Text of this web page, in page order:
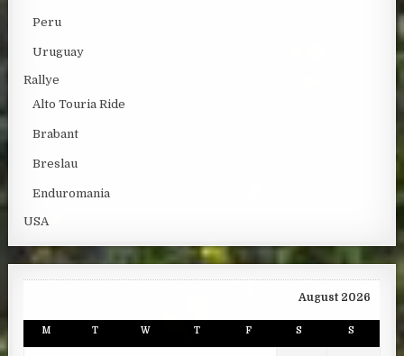
Peru
Uruguay
Rallye
Alto Touria Ride
Brabant
Breslau
Enduromania
USA
August 2026
M T W T F S S